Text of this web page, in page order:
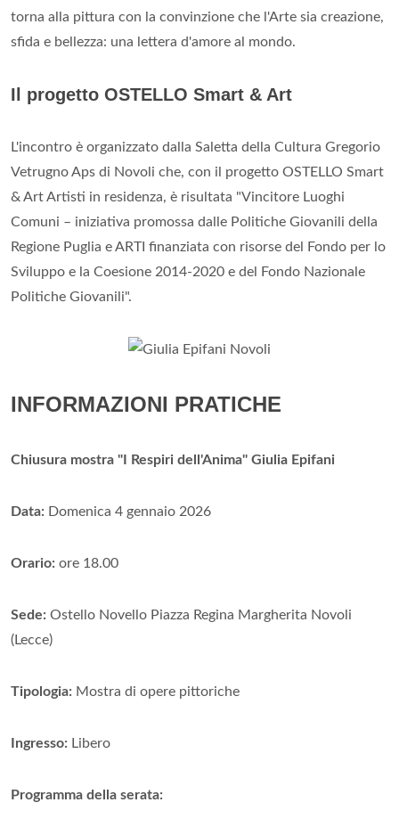
torna alla pittura con la convinzione che l'Arte sia creazione,
sfida e bellezza: una lettera d'amore al mondo.
Il progetto OSTELLO Smart & Art
L'incontro è organizzato dalla Saletta della Cultura Gregorio
Vetrugno Aps di Novoli che, con il progetto OSTELLO Smart
& Art Artisti in residenza, è risultata "Vincitore Luoghi
Comuni – iniziativa promossa dalle Politiche Giovanili della
Regione Puglia e ARTI finanziata con risorse del Fondo per lo
Sviluppo e la Coesione 2014-2020 e del Fondo Nazionale
Politiche Giovanili".
INFORMAZIONI PRATICHE
Chiusura mostra "I Respiri dell'Anima" Giulia Epifani
Data: Domenica 4 gennaio 2026
Orario: ore 18.00
Sede: Ostello Novello Piazza Regina Margherita Novoli
(Lecce)
Tipologia: Mostra di opere pittoriche
Ingresso: Libero
Programma della serata: